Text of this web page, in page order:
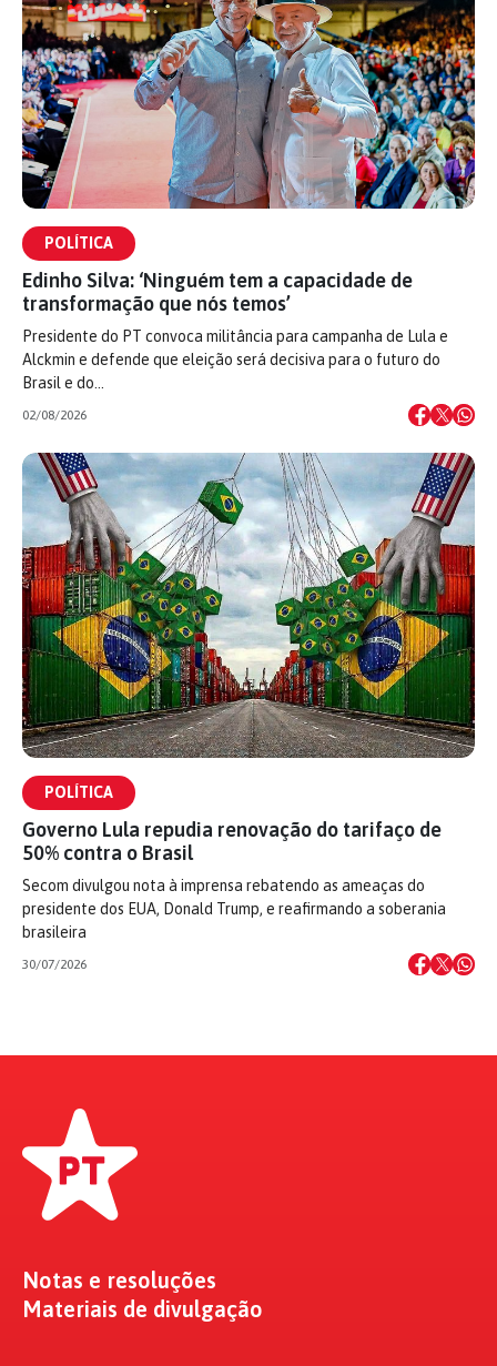
POLÍTICA
Edinho Silva: ‘Ninguém tem a capacidade de
transformação que nós temos’
Presidente do PT convoca militância para campanha de Lula e
Alckmin e defende que eleição será decisiva para o futuro do
Brasil e do…
02/08/2026
POLÍTICA
Governo Lula repudia renovação do tarifaço de
50% contra o Brasil
Secom divulgou nota à imprensa rebatendo as ameaças do
presidente dos EUA, Donald Trump, e reafirmando a soberania
brasileira
30/07/2026
Notas e resoluções
Materiais de divulgação